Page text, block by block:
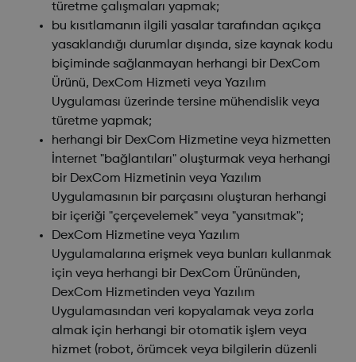
türetme çalışmaları yapmak;
bu kısıtlamanın ilgili yasalar tarafından açıkça
yasaklandığı durumlar dışında, size kaynak kodu
biçiminde sağlanmayan herhangi bir DexCom
Ürünü, DexCom Hizmeti veya Yazılım
Uygulaması üzerinde tersine mühendislik veya
türetme yapmak;
herhangi bir DexCom Hizmetine veya hizmetten
İnternet "bağlantıları" oluşturmak veya herhangi
bir DexCom Hizmetinin veya Yazılım
Uygulamasının bir parçasını oluşturan herhangi
bir içeriği "çerçevelemek" veya "yansıtmak";
DexCom Hizmetine veya Yazılım
Uygulamalarına erişmek veya bunları kullanmak
için veya herhangi bir DexCom Ürününden,
DexCom Hizmetinden veya Yazılım
Uygulamasından veri kopyalamak veya zorla
almak için herhangi bir otomatik işlem veya
hizmet (robot, örümcek veya bilgilerin düzenli